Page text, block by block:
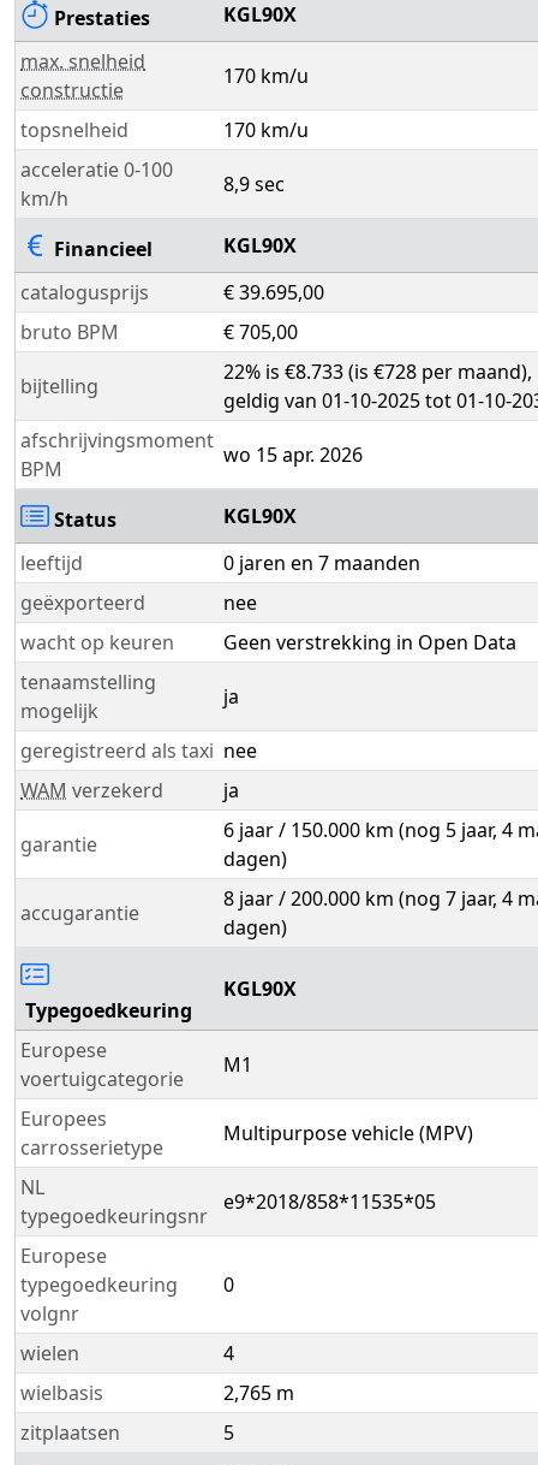
Prestaties
KGL90X
max. snelheid
constructie
170 km/u
topsnelheid
170 km/u
acceleratie 0-100
km/h
8,9 sec
Financieel
KGL90X
catalogusprijs
€ 39.695,00
bruto BPM
€ 705,00
bijtelling
22% is €8.733 (is €728 per maand),
geldig van 01-10-2025 tot 01-10-
afschrijvingsmoment
BPM
wo 15 apr. 2026
Status
KGL90X
leeftijd
0 jaren en 7 maanden
geëxporteerd
nee
wacht op keuren
Geen verstrekking in Open Data
tenaamstelling
mogelijk
ja
geregistreerd als taxi nee
WAM verzekerd ja
garantie
6 jaar / 150.000 km (nog 5 jaar, 4
dagen)
accugarantie
8 jaar / 200.000 km (nog 7 jaar, 4
dagen)
Typegoedkeuring
KGL90X
Europese
voertuigcategorie
M1
Europees
carrosserietype
Multipurpose vehicle (MPV)
NL
typegoedkeuringsnr
e9*2018/858*11535*05
Europese
typegoedkeuring
volgnr
0
wielen
4
wielbasis
2,765 m
zitplaatsen
5